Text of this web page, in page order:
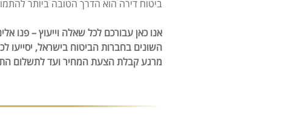
ביטוח דירה הוא הדרך הטובה ביותר
אנו כאן עבורכם לכל שאלה וייעוץ – פנו
השונים בחברות הביטוח בישראל, יסייעו
מרגע קבלת הצעת המחיר ועד לתשלום